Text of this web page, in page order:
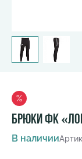
%
Брюки ФК
В наличии